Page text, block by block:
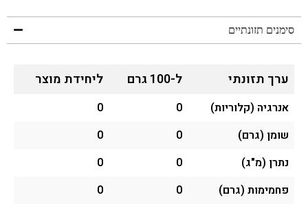
סימנים תזונתיים
ערך תזונתי ל-100 גרם ליחידת מוצר
אנרגיה (קלוריות) 0
0
שומן (גרם)
0
0
נתרן (מ"ג)
0
0
פחמימות (גרם)
0
0